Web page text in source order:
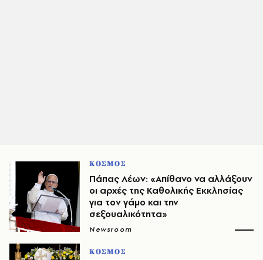
ΚΟΣΜΟΣ
Πάπας Λέων: «Απίθανο να αλλάξουν
οι αρχές της Καθολικής Εκκλησίας
για τον γάμο και την
σεξουαλικότητα»
Newsroom
ΚΟΣΜΟΣ